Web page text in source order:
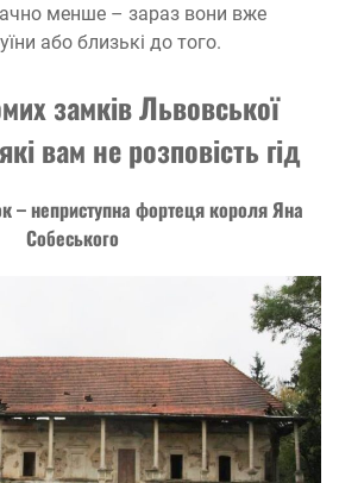
менше – зараз вони вже
або близькі до того.
замків Львовської
вам не розповість гід
– неприступна фортеця короля Яна
Собеського